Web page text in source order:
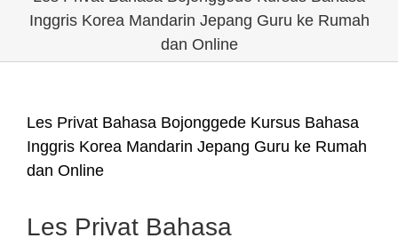
Inggris Korea Mandarin Jepang Guru ke Rumah
dan Online
Les Privat Bahasa Bojonggede Kursus Bahasa
Inggris Korea Mandarin Jepang Guru ke Rumah
dan Online
Les Privat Bahasa